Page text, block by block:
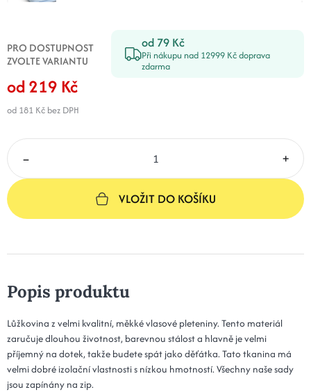
PRO DOSTUPNOST
ZVOLTE VARIANTU
od 79 Kč
Při nákupu nad 12999 Kč doprava
zdarma
od 219 Kč
od 181 Kč bez DPH
– +
VLOŽIT DO KOŠÍKU
Popis produktu
Lůžkovina z velmi kvalitní, měkké vlasové pleteniny. Tento materiál
zaručuje dlouhou životnost, barevnou stálost a hlavně je velmi
příjemný na dotek, takže budete spát jako děťátka. Tato tkanina má
velmi dobré izolační vlastnosti s nízkou hmotností. Všechny naše sady
jsou zapínány na zip.